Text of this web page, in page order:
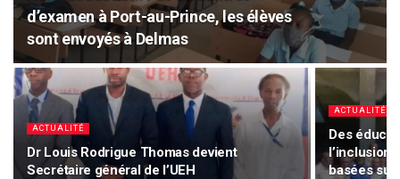
d’examen à Port-au-Prince, les élèves
sont envoyés à Delmas
ACTUALITÉ
Dr Louis Rodrigue Thomas devient
Secrétaire général de l’UEH
ACTUALITÉ
Des
l’inclusion
basées sur